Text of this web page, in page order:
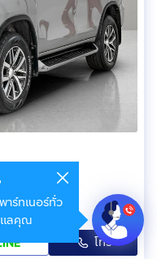
มหานคร
โทร
าร์ทเนอร์ทั่ว
แลคุณ